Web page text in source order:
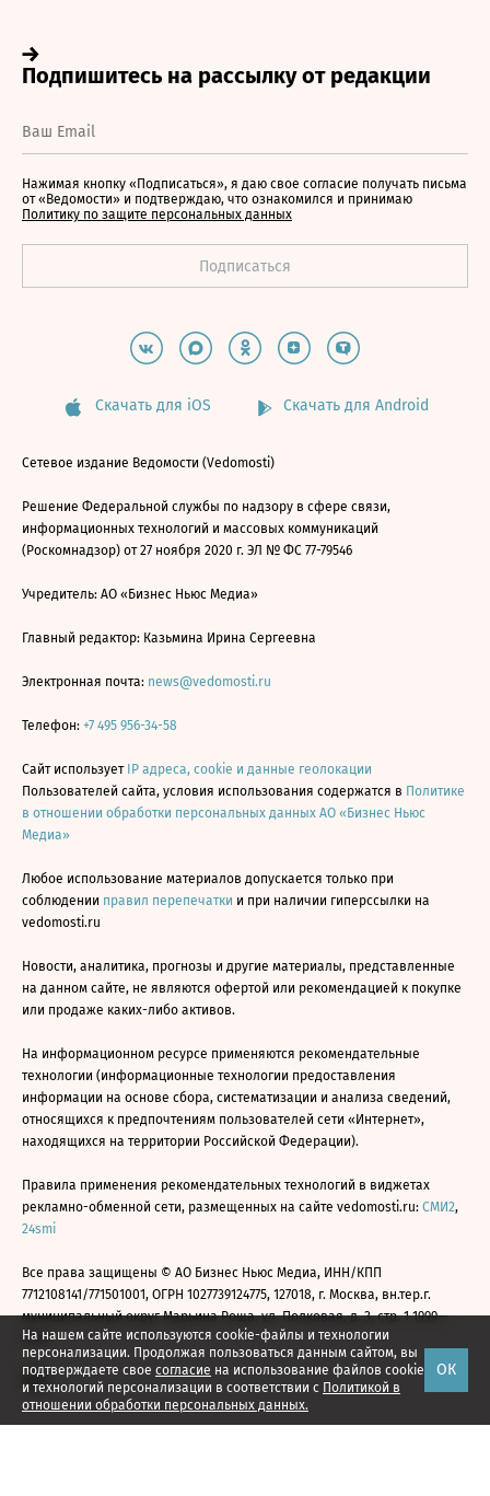
На нашем сайте используются cookie-файлы и технологии
персонализации. Продолжая пользоваться данным сайтом, вы
подтверждаете свое согласие на использование файлов cookie
и технологий персонализации в соответствии с Политикой в
отношении обработки персональных данных.
ОК
Нажимая кнопку «Подписаться», я даю свое согласие получать письма
от «Ведомости» и подтверждаю, что ознакомился и принимаю
Политику по защите персональных данных
Скачать для iOS Скачать для Android
Сетевое издание Ведомости (Vedomosti)
Решение Федеральной службы по надзору в сфере связи,
информационных технологий и массовых коммуникаций
(Роскомнадзор) от 27 ноября 2020 г. ЭЛ № ФС 77-79546
Учредитель: АО «Бизнес Ньюс Медиа»
Главный редактор: Казьмина Ирина Сергеевна
Электронная почта: news@vedomosti.ru
Телефон: +7 495 956-34-58
Сайт использует IP адреса, cookie и данные геолокации
Пользователей сайта, условия использования содержатся в Политике
в отношении обработки персональных данных АО «Бизнес Ньюс
Медиа»
Любое использование материалов допускается только при
соблюдении правил перепечатки и при наличии гиперссылки на
vedomosti.ru
Новости, аналитика, прогнозы и другие материалы, представленные
на данном сайте, не являются офертой или рекомендацией к покупке
или продаже каких-либо активов.
На информационном ресурсе применяются рекомендательные
технологии (информационные технологии предоставления
информации на основе сбора, систематизации и анализа сведений,
относящихся к предпочтениям пользователей сети «Интернет»,
находящихся на территории Российской Федерации).
Правила применения рекомендательных технологий в виджетах
рекламно-обменной сети, размещенных на сайте vedomosti.ru: СМИ2,
24smi
Все права защищены © АО Бизнес Ньюс Медиа, ИНН/КПП
7712108141/771501001, ОГРН 1027739124775, 127018, г. Москва, вн.тер.г.
муниципальный округ Марьина Роща, ул. Полковая, д. 3, стр. 1 1999—
2026